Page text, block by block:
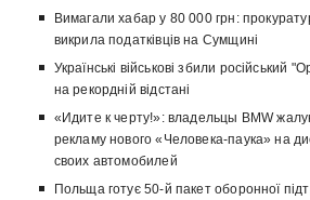
Вимагали хабар у 80 000 грн:
викрила податківців на Сумщині
Українські військові збили російський
на рекордній відстані
«Идите к черту!»: владельцы BMW
рекламу нового «Человека-паука» на
своих автомобилей
Польща готує 50-й пакет оборонної